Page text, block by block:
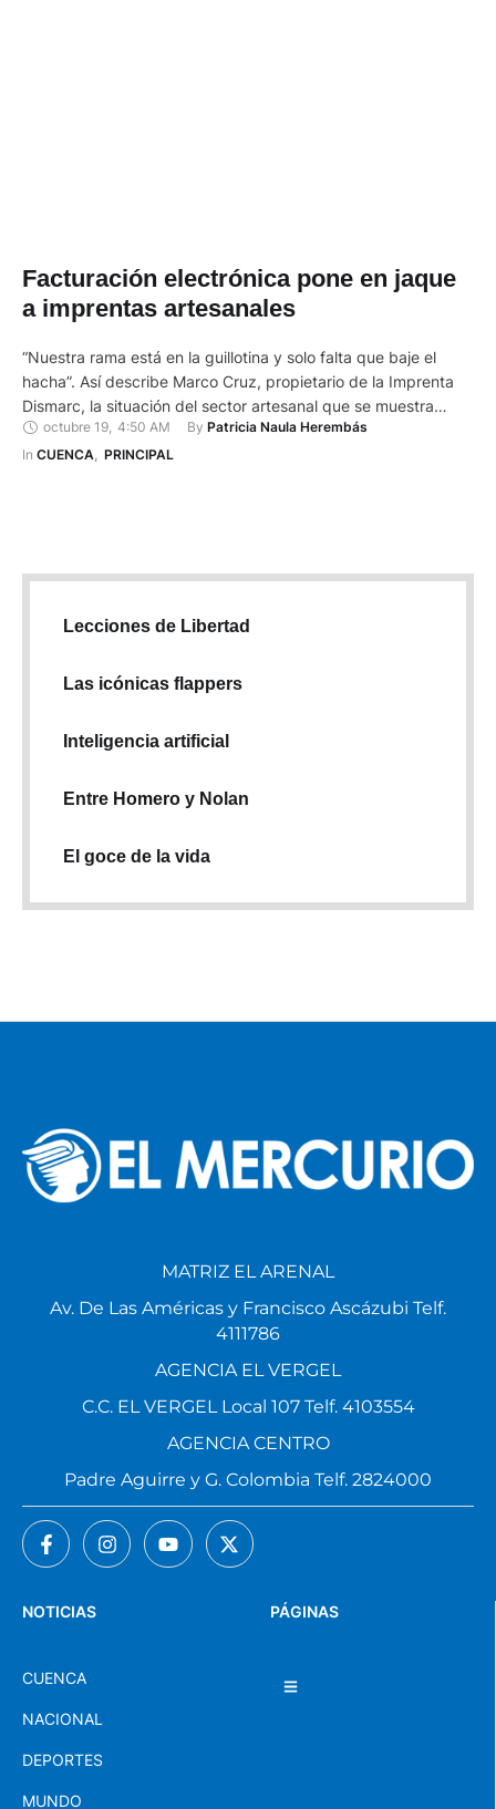
Facturación electrónica pone en jaque
a imprentas artesanales
“Nuestra rama está en la guillotina y solo falta que baje el
hacha”. Así describe Marco Cruz, propietario de la Imprenta
Dismarc, la situación del sector artesanal que se muestra
preocupado ante la obligatoriedad de la facturación
electrónica, que entrará en vigencia el próximo 30 de
octubre 19 4:50 AM By Patricia Naula Herembás
In CUENCA, PRINCIPAL
Lecciones de Libertad
Las icónicas flappers
Inteligencia artificial
Entre Homero y Nolan
El goce de la vida
PÁGINAS
NOTICIAS
CUENCA
NACIONAL
DEPORTES
MUNDO
MATRIZ EL ARENAL
Av. De Las Américas y Francisco Ascázubi Telf.
4111786
AGENCIA EL VERGEL
C.C. EL VERGEL Local 107 Telf. 4103554
AGENCIA CENTRO
Padre Aguirre y G. Colombia Telf. 2824000